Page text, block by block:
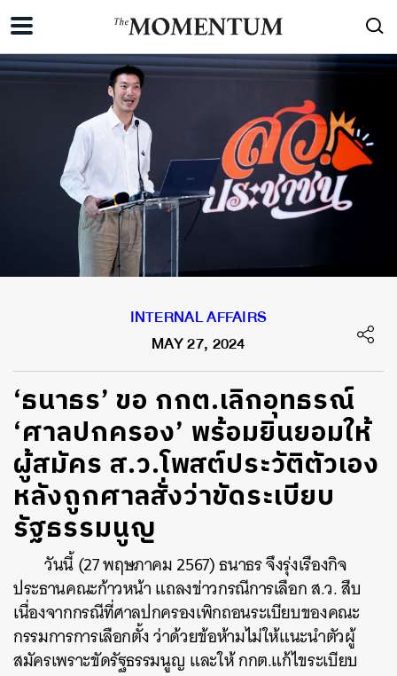
INTERNAL AFFAIRS
MAY 27, 2024
‘ธนาธร’ ขอ กกต.เลิกอุทธรณ์
‘ศาลปกครอง’ พร้อมยินยอมให้
ผู้สมัคร ส.ว.โพสต์ประวัติตัวเอง
หลังถูกศาลสั่งว่าขัดระเบียบ
รัฐธรรมนูญ
วันนี้ (27 พฤษภาคม 2567) ธนาธร จึงรุ่งเรืองกิจ
ประธานคณะก้าวหน้า แถลงข่าวกรณีการเลือก ส.ว. สืบ
เนื่องจากกรณีที่ศาลปกครองเพิกถอนระเบียบของคณะ
กรรมการการเลือกตั้ง ว่าด้วยข้อห้ามไม่ให้แนะนำตัวผู้
สมัครเพราะขัดรัฐธรรมนูญ และให้ กกต.แก้ไขระเบียบ